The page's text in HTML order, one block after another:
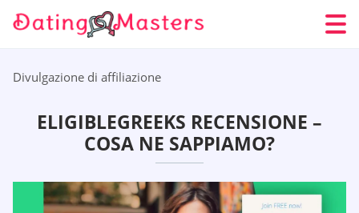
Divulgazione di affiliazione
ELIGIBLEGREEKS RECENSIONE –
COSA NE SAPPIAMO?